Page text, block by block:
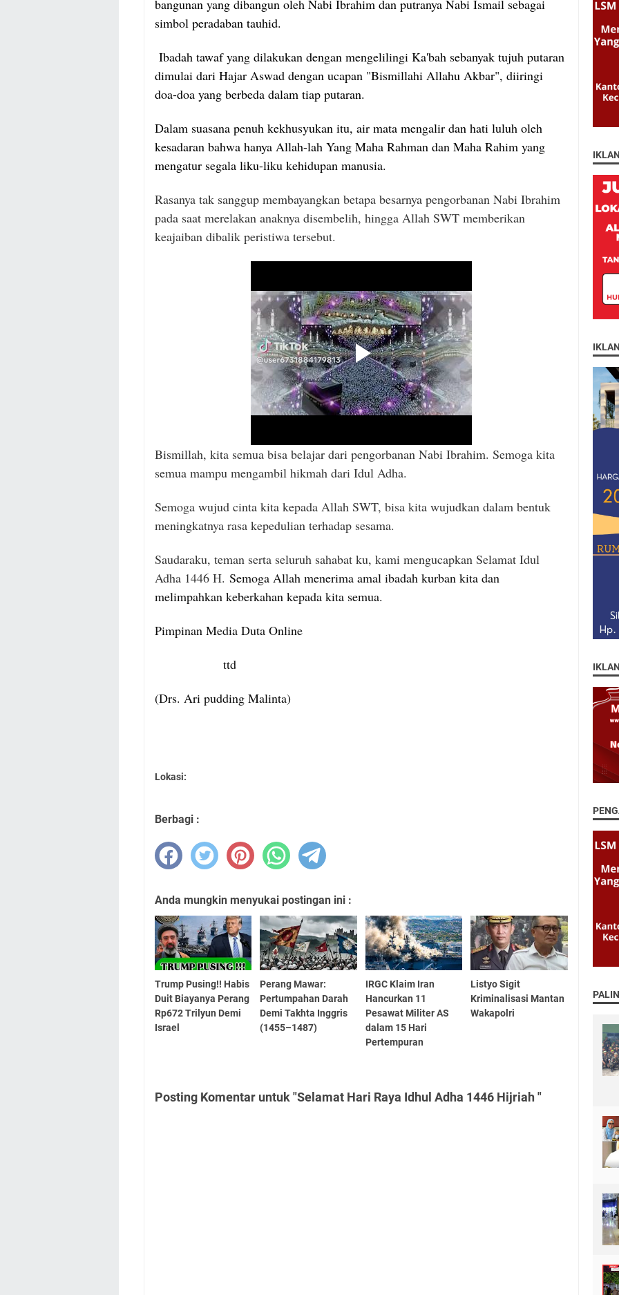
bangunan yang dibangun oleh Nabi Ibrahim dan putranya Nabi Ismail sebagai
simbol peradaban tauhid.
Ibadah tawaf yang dilakukan dengan mengelilingi Ka'bah sebanyak tujuh putaran
dimulai dari Hajar Aswad dengan ucapan "Bismillahi Allahu Akbar", diiringi
doa-doa yang berbeda dalam tiap putaran.
Dalam suasana penuh kekhusyukan itu, air mata mengalir dan hati luluh oleh
kesadaran bahwa hanya Allah-lah Yang Maha Rahman dan Maha Rahim yang
mengatur segala liku-liku kehidupan manusia.
Rasanya tak sanggup membayangkan betapa besarnya pengorbanan Nabi Ibrahim
pada saat merelakan anaknya disembelih, hingga Allah SWT memberikan
keajaiban dibalik peristiwa tersebut.
Bismillah, kita semua bisa belajar dari pengorbanan Nabi Ibrahim. Semoga kita
semua mampu mengambil hikmah dari Idul Adha.
Semoga wujud cinta kita kepada Allah SWT, bisa kita wujudkan dalam bentuk
meningkatnya rasa kepedulian terhadap sesama.
Saudaraku, teman serta seluruh sahabat ku, kami mengucapkan Selamat Idul
Adha 1446 H. Semoga Allah menerima amal ibadah kurban kita dan
melimpahkan keberkahan kepada kita semua.
Pimpinan Media Duta Online
ttd
(Drs. Ari pudding Malinta)
Lokasi:
Berbagi :
Anda mungkin menyukai postingan ini :
Trump Pusing!! Habis
Duit Biayanya Perang
Rp672 Trilyun Demi
Israel
Perang Mawar:
Pertumpahan Darah
Demi Takhta Inggris
(1455–1487)
IRGC Klaim Iran
Hancurkan 11
Pesawat Militer AS
dalam 15 Hari
Pertempuran
Listyo Sigit
Kriminalisasi Mantan
Wakapolri
Posting Komentar untuk "Selamat Hari Raya Idhul Adha 1446 Hijriah "